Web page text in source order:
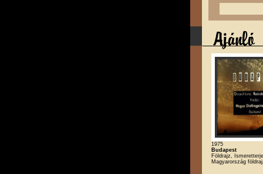
1975
Budapest
Földrajz,
Magyarország